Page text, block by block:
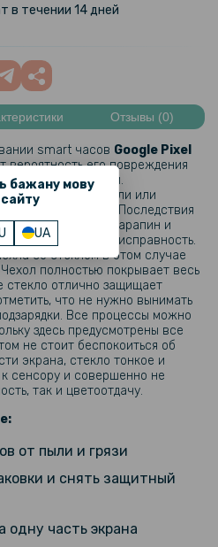
бажану мову
сайту
UA
Magnetic для смарт-часов
грн
Google Pixel Watch 3, 41mm
грн
Samsung Galaxy Watch 7 40mm
SoftGlass Full Cover PMMA для
Watch 4 41mm, Black
в течении 14 дней
Отзывы (0)
smart часов Google Pixel
вероятность его повреждения
когда часы падали или
факторов. Последствия
– от царапин и
или вообще его неисправность.
со стеклом в этом случае
полностью покрывает весь
стекло отлично защищает
что не нужно вынимать
Все процессы можно
здесь предусмотрены все
не стоит беспокоиться об
экрана, стекло тонкое и
сенсору и совершенно не
так и цветоотдачу.
от пыли и грязи
и снять защитный
одну часть экрана